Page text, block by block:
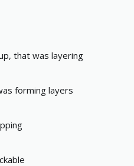
that was layering
forming layers